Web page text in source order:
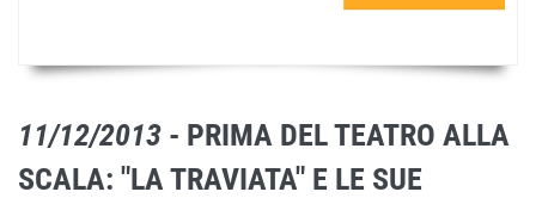
11/12/2013 - PRIMA DEL TEATRO ALLA
SCALA: "LA TRAVIATA" E LE SUE